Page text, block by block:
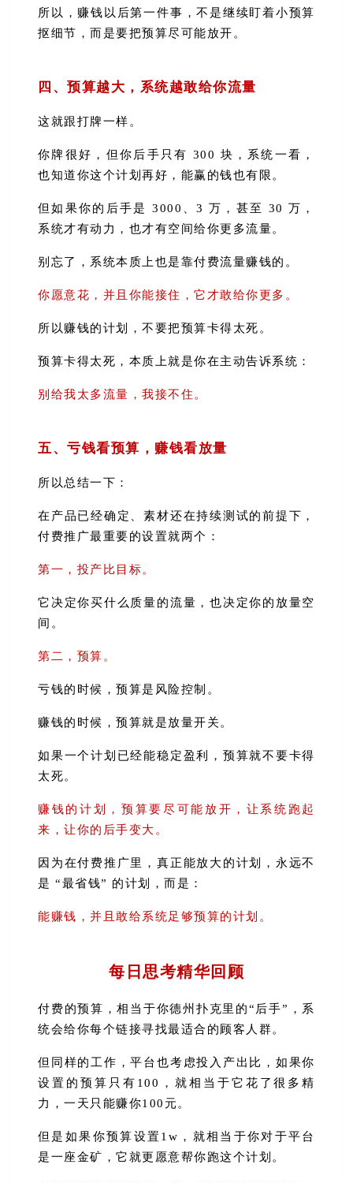
所以，赚钱以后第一件事，不是继续盯着小预算
抠细节，而是要把预算尽可能放开。
四、预算越大，系统越敢给你流量
这就跟打牌一样。
你牌很好，但你后手只有 300 块，系统一看，
也知道你这个计划再好，能赢的钱也有限。
但如果你的后手是 3000、3 万，甚至 30 万，
系统才有动力，也才有空间给你更多流量。
别忘了，系统本质上也是靠付费流量赚钱的。
你愿意花，并且你能接住，它才敢给你更多。
所以赚钱的计划，不要把预算卡得太死。
预算卡得太死，本质上就是你在主动告诉系统：
别给我太多流量，我接不住。
五、亏钱看预算，赚钱看放量
所以总结一下：
在产品已经确定、素材还在持续测试的前提下，
付费推广最重要的设置就两个：
第一，投产比目标。
它决定你买什么质量的流量，也决定你的放量空
间。
第二，预算。
亏钱的时候，预算是风险控制。
赚钱的时候，预算就是放量开关。
如果一个计划已经能稳定盈利，预算就不要卡得
太死。
赚钱的计划，预算要尽可能放开，让系统跑起
来，让你的后手变大。
因为在付费推广里，真正能放大的计划，永远不
是 “最省钱” 的计划，而是：
能赚钱，并且敢给系统足够预算的计划。
每日思考精华回顾
付费的预算，相当于你德州扑克里的“后手”，系
统会给你每个链接寻找最适合的顾客人群。
但同样的工作，平台也考虑投入产出比，如果你
设置的预算只有100，就相当于它花了很多精
力，一天只能赚你100元。
但是如果你预算设置1w，就相当于你对于平台
是一座金矿，它就更愿意帮你跑这个计划。